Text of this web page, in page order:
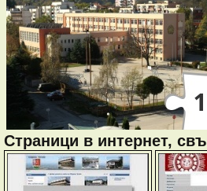
Страници в интернет,